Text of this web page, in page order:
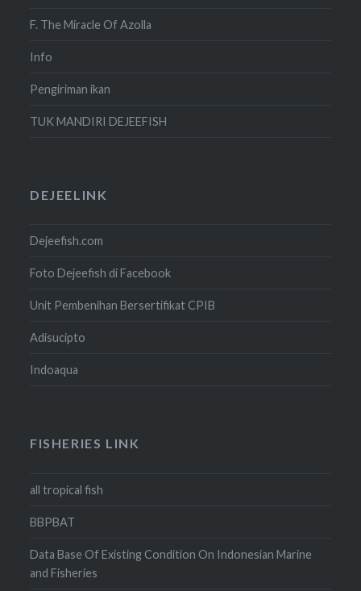
F. The Miracle Of Azolla
Info
Pengiriman ikan
TUK MANDIRI DEJEEFISH
DEJEELINK
Dejeefish.com
Foto Dejeefish di Facebook
Unit Pembenihan Bersertifikat CPIB
Adisucipto
Indoaqua
FISHERIES LINK
all tropical fish
BBPBAT
Data Base Of Existing Condition On Indonesian Marine
and Fisheries